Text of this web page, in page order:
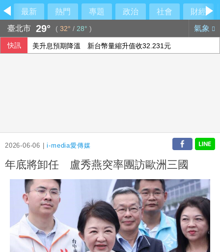
最新 熱門 專題 政治 社會
財經
臺北市 29° ( 32° / 28° ) 氣象
快訊 美升息預期降溫 新台幣量縮升值收32.231元
2026-06-06 |i-media愛傳媒
年底將卸任 盧秀燕突率團訪歐洲三國